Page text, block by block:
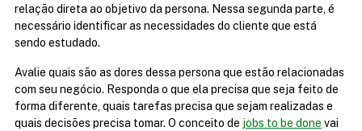
relação direta ao objetivo da persona. Nessa segunda parte, é
necessário identificar as necessidades do cliente que está
sendo estudado.
Avalie quais são as dores dessa persona que estão relacionadas
com seu negócio. Responda o que ela precisa que seja feito de
forma diferente, quais tarefas precisa que sejam realizadas e
quais decisões precisa tomar. O conceito de jobs to be done vai